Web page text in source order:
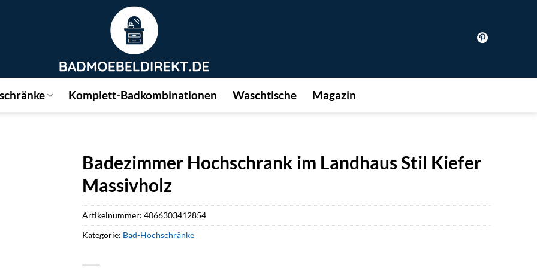
Komplett-Badkombinationen Waschtische Magazin
Badezimmer Hochschrank im Landhaus Stil Kiefer
Massivholz
Artikelnummer:4066303412854
Kategorie: Bad-Hochschränke